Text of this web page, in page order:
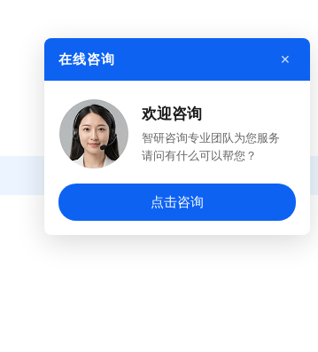
在线咨询 ×
欢迎咨询
智研咨询专业团队为您服务
请问有什么可以帮您？
点击咨询